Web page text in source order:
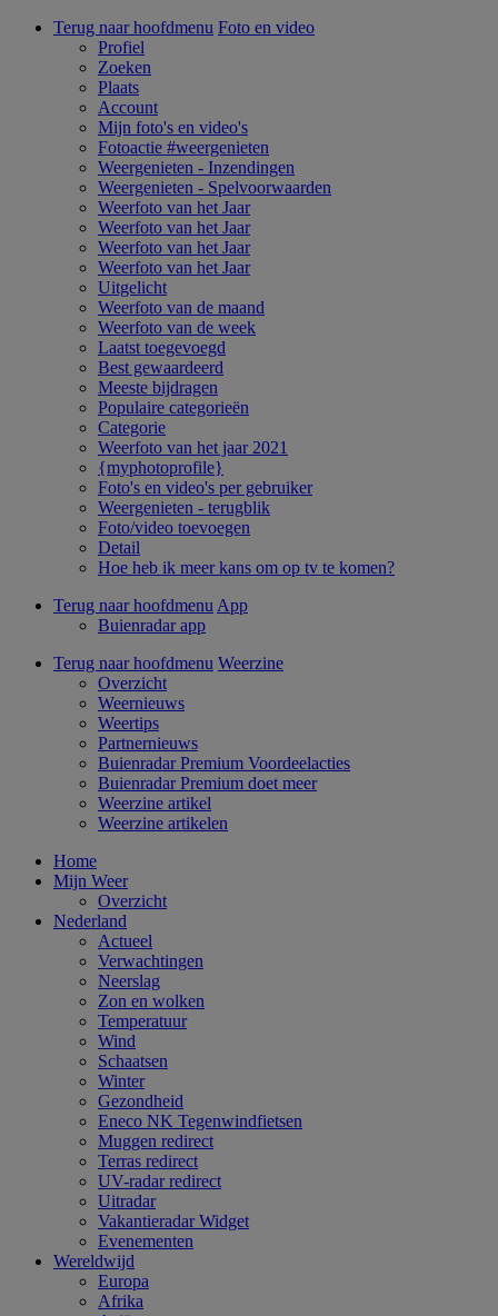
Terug naar hoofdmenu Foto en video
Profiel
Zoeken
Plaats
Account
Mijn foto's en video's
Fotoactie #weergenieten
Weergenieten - Inzendingen
Weergenieten - Spelvoorwaarden
Weerfoto van het Jaar
Weerfoto van het Jaar
Weerfoto van het Jaar
Weerfoto van het Jaar
Uitgelicht
Weerfoto van de maand
Weerfoto van de week
Laatst toegevoegd
Best gewaardeerd
Meeste bijdragen
Populaire categorieën
Categorie
Weerfoto van het jaar 2021
{myphotoprofile}
Foto's en video's per gebruiker
Weergenieten - terugblik
Foto/video toevoegen
Detail
Hoe heb ik meer kans om op tv te komen?
Terug naar hoofdmenu App
Buienradar app
Terug naar hoofdmenu Weerzine
Overzicht
Weernieuws
Weertips
Partnernieuws
Buienradar Premium Voordeelacties
Buienradar Premium doet meer
Weerzine artikel
Weerzine artikelen
Home
Mijn Weer
Overzicht
Nederland
Actueel
Verwachtingen
Neerslag
Zon en wolken
Temperatuur
Wind
Schaatsen
Winter
Gezondheid
Eneco NK Tegenwindfietsen
Muggen redirect
Terras redirect
UV-radar redirect
Uitradar
Vakantieradar Widget
Evenementen
Wereldwijd
Europa
Afrika